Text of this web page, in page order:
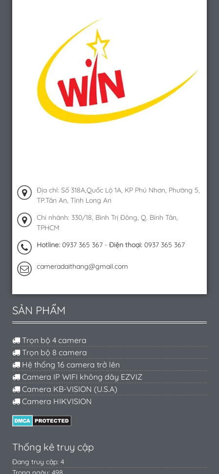
Địa chỉ: Số 318A,Quốc Lộ 1A, KP Phú Nhơn, Phường 5,
TP.Tân An, Tỉnh Long An
Chi nhánh: 330/18, Bình Trị Đông, Q. Bình Tân,
TPHCM
Hotline: 0937 365 367 - Điện thoại: 0937 365 367
cameradaithang@gmail.com
SẢN PHẨM
Trọn bộ 4 camera
Trọn bộ 8 camera
Hệ thống 16 camera trở lên
Camera IP WIFI không dây EZVIZ
Camera KB-VISION (U.S.A)
Camera HIKVISION
Thống kê truy cập
Đang truy cập: 4